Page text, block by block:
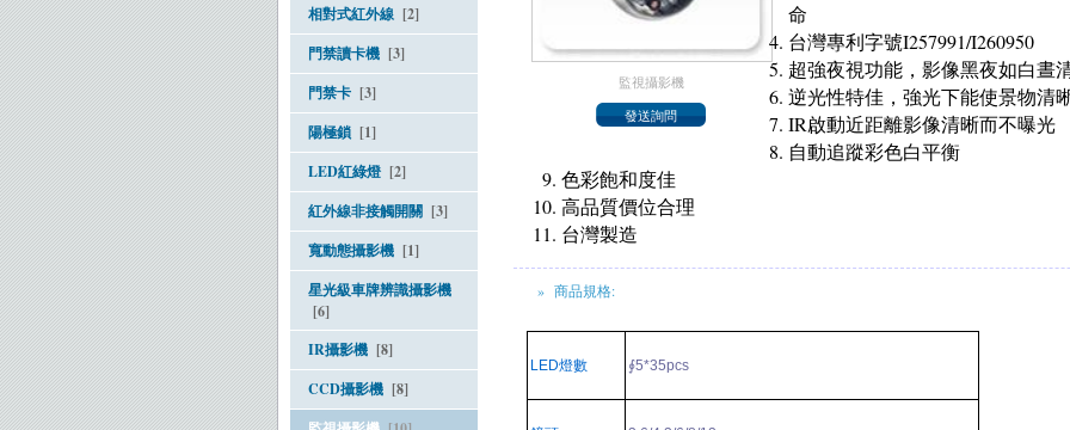
相對式紅外線 [2]
門禁讀卡機 [3]
門禁卡 [3]
陽極鎖 [1]
LED紅綠燈 [2]
紅外線非接觸開關 [3]
寬動態攝影機 [1]
星光級車牌辨識攝影機
[6]
IR攝影機 [8]
CCD攝影機 [8]
監視攝影機
命
台灣專利字號I257991/I260950
超強夜視功能，影像黑夜如白晝
逆光性特佳，強光下能使景物清
IR啟動近距離影像清晰而不曝光
自動追蹤彩色白平衡
色彩飽和度佳
高品質價位合理
台灣製造
» 商品規格:
LED燈數 ∮5*35pcs